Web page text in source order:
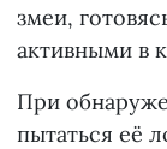
змеи,
активными в
При
пытаться её